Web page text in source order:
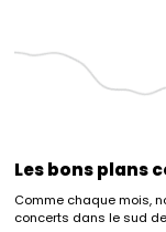
Les bons plans
Comme chaque mois,
concerts dans le sud de